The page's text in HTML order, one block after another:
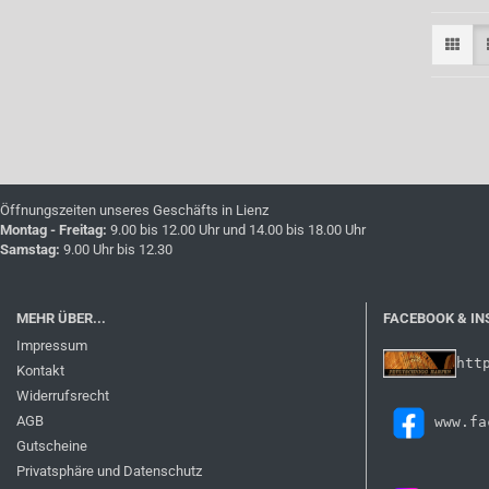
Öffnungszeiten unseres Geschäfts in Lienz
Montag - Freitag: 9.00 bis 12.00 Uhr und 14.00 bis 18.00 Uhr
Samstag: 9.00 Uhr bis 12.30
MEHR ÜBER...
Impressum
Kontakt
Widerrufsrecht
AGB
Gutscheine
Privatsphäre und Datenschutz
FACEBOOK &